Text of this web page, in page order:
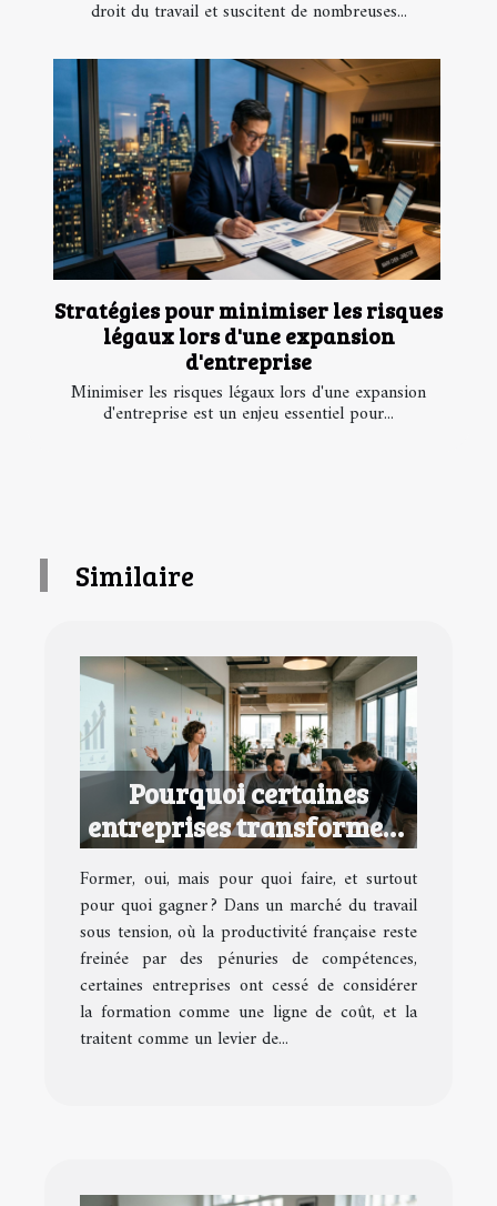
droit du travail et suscitent de nombreuses...
Stratégies pour minimiser les risques
légaux lors d'une expansion
d'entreprise
Minimiser les risques légaux lors d'une expansion
d'entreprise est un enjeu essentiel pour...
Similaire
Pourquoi certaines
entreprises transforment
la formation en avantage
concurrentiel
Former, oui, mais pour quoi faire, et surtout
pour quoi gagner ? Dans un marché du travail
sous tension, où la productivité française reste
freinée par des pénuries de compétences,
certaines entreprises ont cessé de considérer
la formation comme une ligne de coût, et la
traitent comme un levier de...